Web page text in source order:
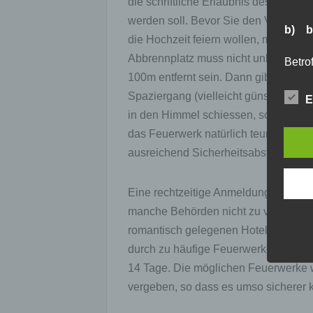
werden soll. Bevor Sie den Vertrag
die Hochzeit feiern wollen, muss
Abbrennplatz muss nicht unbedingt
100m entfernt sein. Dann gibt es
Spaziergang (vielleicht günstig für
in den Himmel schiessen, so dass
das Feuerwerk natürlich teurer (oder
ausreichend Sicherheitsabstand
Eine rechtzeitige Anmeldung des
manche Behörden nicht zu viele
romantisch gelegenen Hotels, in
durch zu häufige Feuerwerke
14 Tage. Die möglichen Feuerwerke
vergeben, so dass es umso sicherer
b)
mit
d)